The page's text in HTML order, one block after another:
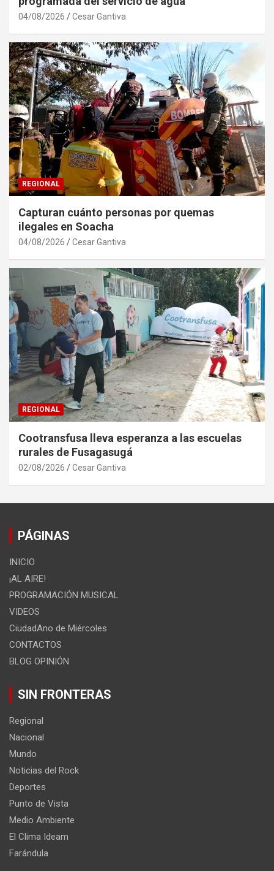
04/08/2026 Cesar Gantiva
REGIONAL
Capturan cuánto personas por quemas
ilegales en Soacha
04/08/2026 Cesar Gantiva
REGIONAL
Cootransfusa lleva esperanza a las escuelas
rurales de Fusagasugá
02/08/2026 Cesar Gantiva
PÁGINAS
INICIO
¡AL AIRE!
PROGRAMACIÓN MUSICAL
VIDEOS
CiudadAno de Miércoles
CONTACTOS
BLOG OPINIÓN
SIN FRONTERAS
Regional
Nacional
Mundo
Noticias del Rock
Deportes
Punto de Vista
Medio Ambiente
El Clima Ideam
Farándula